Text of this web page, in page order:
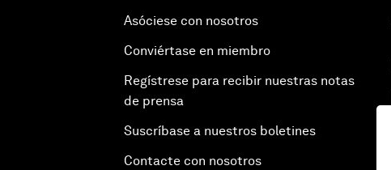
Asóciese con nosotros
Conviértase en miembro
Regístrese para recibir nuestras notas
de prensa
Suscríbase a nuestros boletines
Contacte con nosotros